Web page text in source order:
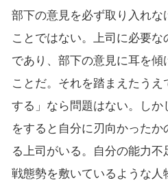
部下の意見を必ず取り入れな
ことではない。上司に必要な
であり、部下の意見に耳を傾
ことだ。それを踏まえたう
する」なら問題はない。しか
をすると自分に刃向かった
る上司がいる。自分の能力
戦態勢を敷いているような人